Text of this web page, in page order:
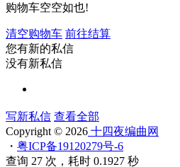
购物车空空如也!
清空购物车 前往结算
您有新的私信
没有新私信
写新私信 查看全部
Copyright © 2026 十四夜编曲网
・ 粤ICP备19120279号-6
查询 27 次，耗时 0.1927 秒